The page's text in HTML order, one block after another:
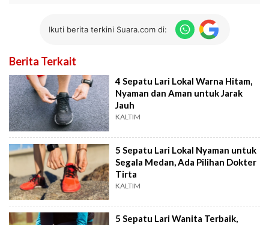
Ikuti berita terkini Suara.com di:
Berita Terkait
4 Sepatu Lari Lokal Warna Hitam,
Nyaman dan Aman untuk Jarak
Jauh
KALTIM
5 Sepatu Lari Lokal Nyaman untuk
Segala Medan, Ada Pilihan Dokter
Tirta
KALTIM
5 Sepatu Lari Wanita Terbaik,